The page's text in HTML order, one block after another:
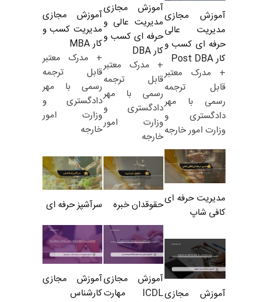
آموزش مجازی
مدیریت عالی
حرفه ای کسب و
کار Post DBA
+ مدرک معتبر
قابل ترجمه
رسمی با مهر
دادگستری و
وزارت امور خارجه
آموزش مجازی
مدیریت عالی و
حرفه ای کسب و
کار DBA
+ مدرک معتبر
قابل ترجمه
رسمی با مهر
دادگستری و
وزارت امور
خارجه
آموزش مجازی
مدیریت کسب و
کار MBA
+ مدرک معتبر
قابل ترجمه
رسمی با مهر
دادگستری و
وزارت امور
خارجه
مدیریت حرفه ای
کافی شاپ
حقوقدان خبره سرآشپز حرفه ای
آموزش مجازی
آموزش مجازی
ICDL مهارت
آموزش مجازی
کارشناس